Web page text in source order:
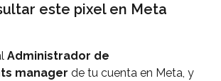
este pixel en Meta
Administrador de
manager de tu cuenta en Meta, y